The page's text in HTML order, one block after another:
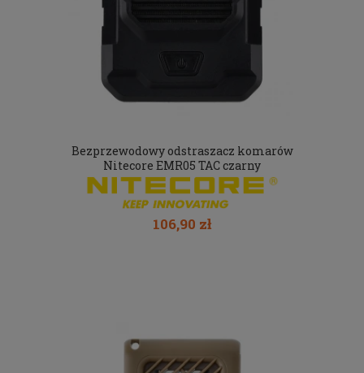
Bezprzewodowy odstraszacz komarów
Nitecore EMR05 TAC czarny
106,90 zł